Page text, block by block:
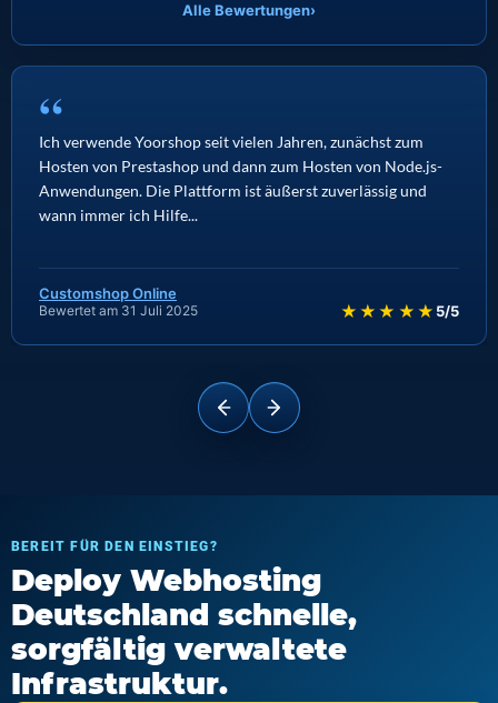
Alle Bewertungen›
“
Ich verwende Yoorshop seit vielen Jahren, zunächst zum
Hosten von Prestashop und dann zum Hosten von Node.js-
Anwendungen. Die Plattform ist äußerst zuverlässig und
wann immer ich Hilfe...
Customshop Online
Bewertet am 31 Juli 2025 ★★★★★ 5/5
BEREIT FÜR DEN EINSTIEG?
Deploy Webhosting
Deutschland schnelle,
sorgfältig verwaltete
Infrastruktur.